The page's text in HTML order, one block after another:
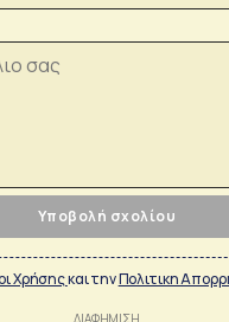
Υποβολή σχολίου
Χρήσηςκαι τηνΠολιτικη